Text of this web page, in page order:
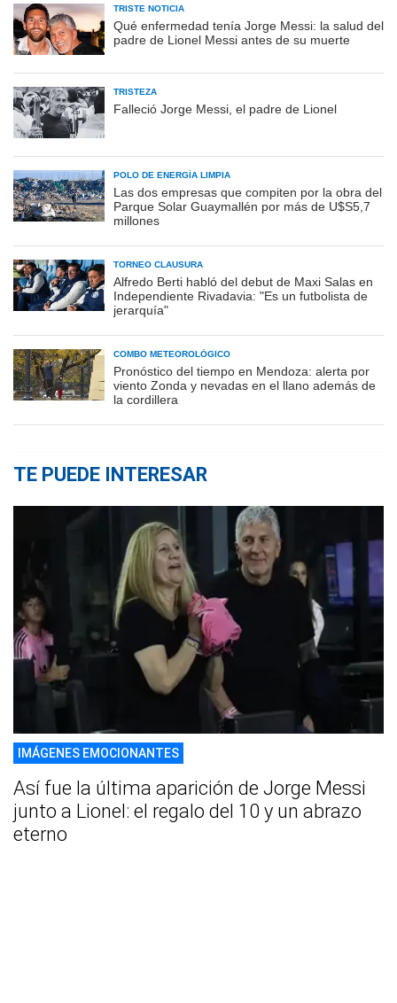
TRISTE NOTICIA
Qué enfermedad tenía Jorge Messi: la salud del
padre de Lionel Messi antes de su muerte
TRISTEZA
Falleció Jorge Messi, el padre de Lionel
POLO DE ENERGÍA LIMPIA
Las dos empresas que compiten por la obra del
Parque Solar Guaymallén por más de U$S5,7
millones
TORNEO CLAUSURA
Alfredo Berti habló del debut de Maxi Salas en
Independiente Rivadavia: "Es un futbolista de
jerarquía"
COMBO METEOROLÓGICO
Pronóstico del tiempo en Mendoza: alerta por
viento Zonda y nevadas en el llano además de
la cordillera
TE PUEDE INTERESAR
IMÁGENES EMOCIONANTES
Así fue la última aparición de Jorge Messi
junto a Lionel: el regalo del 10 y un abrazo
eterno